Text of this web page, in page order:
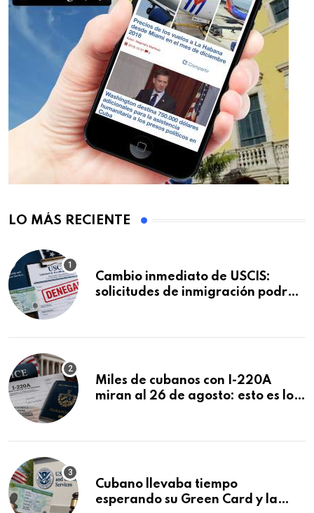
LO MÁS RECIENTE
Cambio inmediato de USCIS:
solicitudes de inmigración podrán
Miles de cubanos con I-220A
miran al 26 de agosto: esto es lo
Cubano llevaba tiempo
esperando su Green Card y la